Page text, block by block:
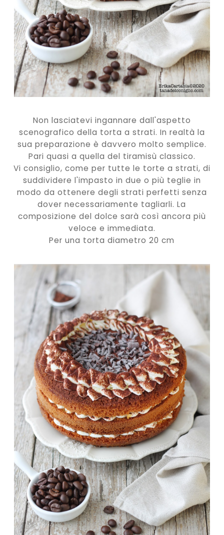
Non lasciatevi ingannare dall'aspetto
scenografico della torta a strati. In realtà la
sua preparazione è davvero molto semplice.
Pari quasi a quella del tiramisù classico.
Vi consiglio, come per tutte le torte a strati, di
suddividere l'impasto in due o più teglie in
modo da ottenere degli strati perfetti senza
dover necessariamente tagliarli. La
composizione del dolce sarà così ancora più
veloce e immediata.
Per una torta diametro 20 cm